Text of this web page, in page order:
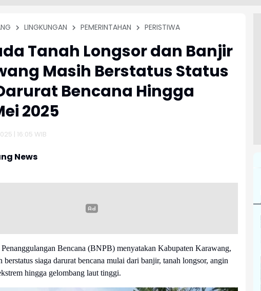
LINGKUNGAN PEMERINTAHAN PERISTIWA
Tanah Longsor dan Banjir
Masih Berstatus Status
Bencana Hingga
2025
| 16:05 WIB
News
Bencana (BNPB) menyatakan Kabupaten Karawang,
berstatus siaga darurat bencana mulai dari banjir, tanah longsor, angin
hingga gelombang laut tinggi.